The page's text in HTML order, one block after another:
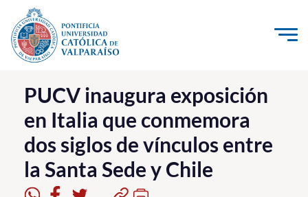
Click acá para ir directamente al contenido
La Universidad
Investigación, Creación e Innovación
PUCV Internacional
Vinculación con el Medio
PUCV inaugura exposición
en Italia que conmemora
dos siglos de vínculos entre
la Santa Sede y Chile